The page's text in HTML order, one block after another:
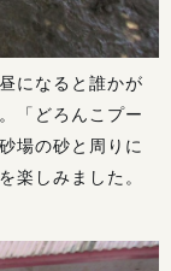
になると誰かが
「どろんこプー
場の砂と周りに
楽しみました。